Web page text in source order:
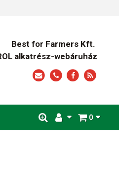
Best for Farmers Kft.
alkatrész-webáruház
0